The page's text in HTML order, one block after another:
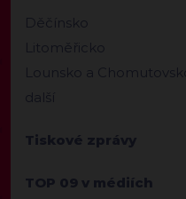
Děčínsko
Litoměřicko
Lounsko a Chomutovsko
další
Tiskové zprávy
TOP 09 v médiích